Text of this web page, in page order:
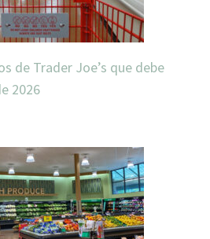
de Trader Joe’s que debe
2026